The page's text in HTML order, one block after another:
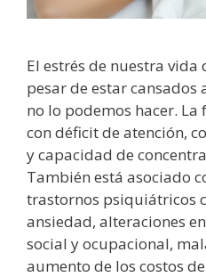
El estrés de nuestra vida
pesar de estar
no lo podemos hacer. La
con déficit de atención,
y capacidad de
También está asociado
trastornos psiquiátricos
ansiedad, alteraciones
social y ocupacional,
aumento de los costos